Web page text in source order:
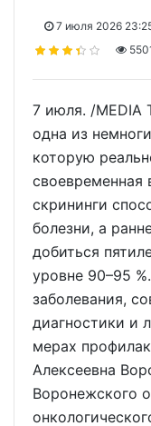
7 июля 2026
7 июля. /MEDIA
одна из
которую
своевременная
скрининги
болезни, а
добиться
уровне 90–95
заболевания,
диагностики и
мерах
Алексеевна
Воронежского